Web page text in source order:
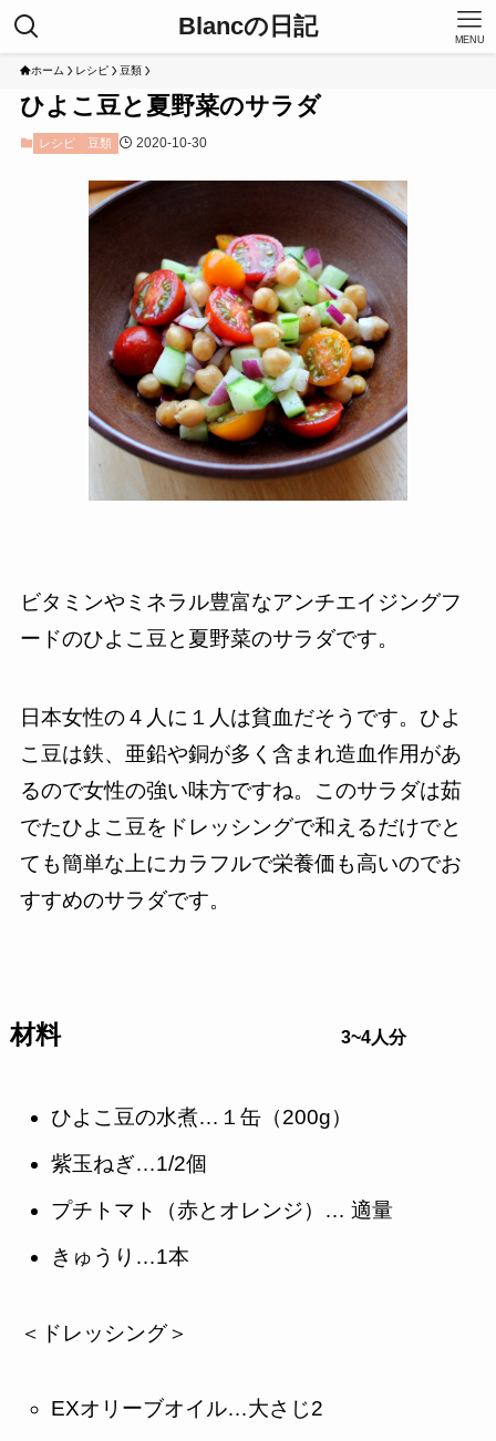
Blancの日記 MENU
ホーム レシピ 豆類
ひよこ豆と夏野菜のサラダ
レシピ 豆類 2020-10-30
ビタミンやミネラル豊富なアンチエイジングフ
ードのひよこ豆と夏野菜のサラダです。
日本女性の４人に１人は貧血だそうです。ひよ
こ豆は鉄、亜鉛や銅が多く含まれ造血作用があ
るので女性の強い味方ですね。このサラダは茹
でたひよこ豆をドレッシングで和えるだけでと
ても簡単な上にカラフルで栄養価も高いのでお
すすめのサラダです。
材料 3~4人分
ひよこ豆の水煮…１缶（200g）
紫玉ねぎ…1/2個
プチトマト（赤とオレンジ）… 適量
きゅうり…1本
＜ドレッシング＞
EXオリーブオイル…大さじ2